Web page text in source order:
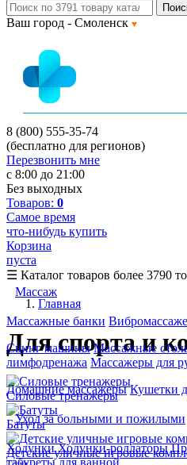
Ваш город - Смоленск
8 (800) 555-35-74
(бесплатно для регионов)
Перезвонить мне
с 8:00 до 21:00
Без выходных
Товаров: 0
Самое время
что-нибудь купить
Корзина
пуста
☰ Каталог товаров более 3790
Массаж
Массажные банки
Свинг машины Массажные
лимфодренажа Массажеры для
Домашние массажеры Кушетки
Уход за больными и пожилыми
ХодункиХодунки-роллаторы
табуреты для ванной
Главная
Для спорта и
Силовые тренажеры
Батуты
Детские уличные игровые